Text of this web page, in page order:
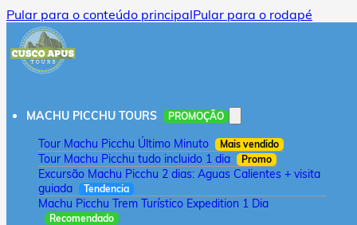
Pular para o conteúdo principalPular para o rodapé
MACHU PICCHU TOURS PROMOÇÃO
Tour Machu Picchu Último Minuto Mais vendido
Tour Machu Picchu tudo incluido 1 dia Promo
Excursão Machu Picchu 2 dias: Aguas Calientes + visita
guiada
Tendencia
Machu Picchu Trem Turístico Expedition 1 Dia
Recomendado